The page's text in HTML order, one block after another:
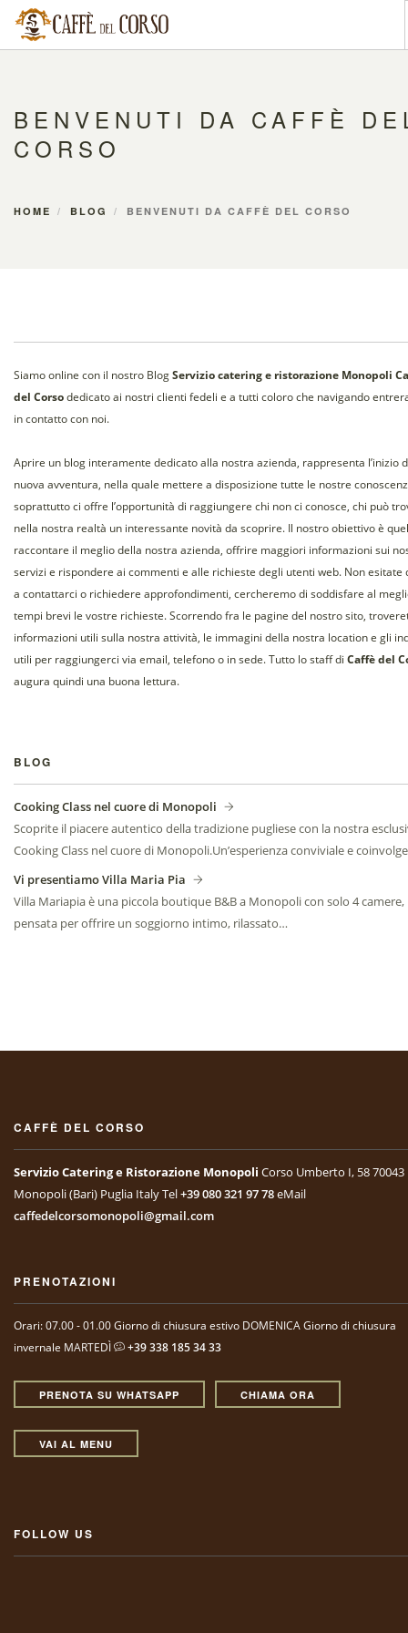
BAR
RISTORANTE
BENVENUTI DA CAFFÈ
CORSO
HOME BLOG BENVENUTI DA CAFFÈ DEL CORSO
Siamo online con il nostro BlogServizio catering e ristorazione Monopoli
del Corsodedicato ai nostri clienti fedeli e a tutti coloro che navigando
in contatto con noi.
Aprire un blog interamente dedicato alla nostra azienda, rappresenta l’inizio
nuova avventura, nella quale mettere a disposizione tutte le nostre
soprattutto ci offre l’opportunità di raggiungere chi non ci conosce, chi può
nella nostra realtà un interessante novità da scoprire. Il nostro obiettivo è
raccontare il meglio della nostra azienda, offrire maggiori informazioni sui
servizi e rispondere ai commenti e alle richieste degli utenti web. Non esitate
a contattarci o richiedere approfondimenti, cercheremo di soddisfare al
tempi brevi le vostre richieste.Scorrendo fra le pagine del nostro sito,
informazioni utili sulla nostra attività, le immagini della nostra location e gli
utili per raggiungerci via email, telefono o in sede.Tutto lo staff di Caffè del
augura quindi una buona lettura.
BLOG
Cooking Class nel cuore di Monopoli
Scoprite il piacere autentico della tradizione pugliese con la nostra
Cooking Class nel cuore di Monopoli.Un’esperienza conviviale e
Vi presentiamo Villa Maria Pia
Villa Mariapia è una piccola boutique B&B a Monopoli con solo 4 camere,
pensata per offrire un soggiorno intimo, rilassato…
CAFFÈ DEL CORSO
Servizio Catering e Ristorazione Monopoli Corso Umberto I, 5870043
Monopoli (Bari) Puglia ItalyTel+39 080 321 97 78eMail
caffedelcorsomonopoli@gmail.com
PRENOTAZIONI
Orari: 07.00 - 01.00Giorno di chiusura estivo DOMENICAGiorno di chiusura
invernale MARTEDÌ
+39 338 185 34 33
PRENOTA SU WHATSAPP CHIAMA ORA
VAI AL MENU
FOLLOW US